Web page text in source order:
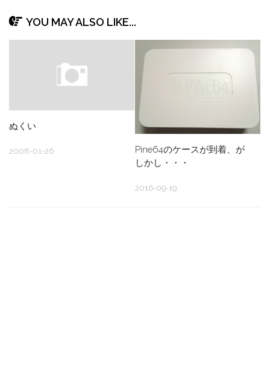
YOU MAY ALSO LIKE...
ぬくい
2008-01-26
Pine64のケースが到着、が
しかし・・・
2016-09-19